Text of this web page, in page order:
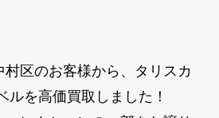
区のお客様から、タリスカ
ルを高価買取しました！